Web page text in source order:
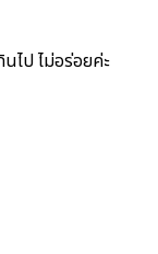
ไป ไม่อร่อยค่ะ